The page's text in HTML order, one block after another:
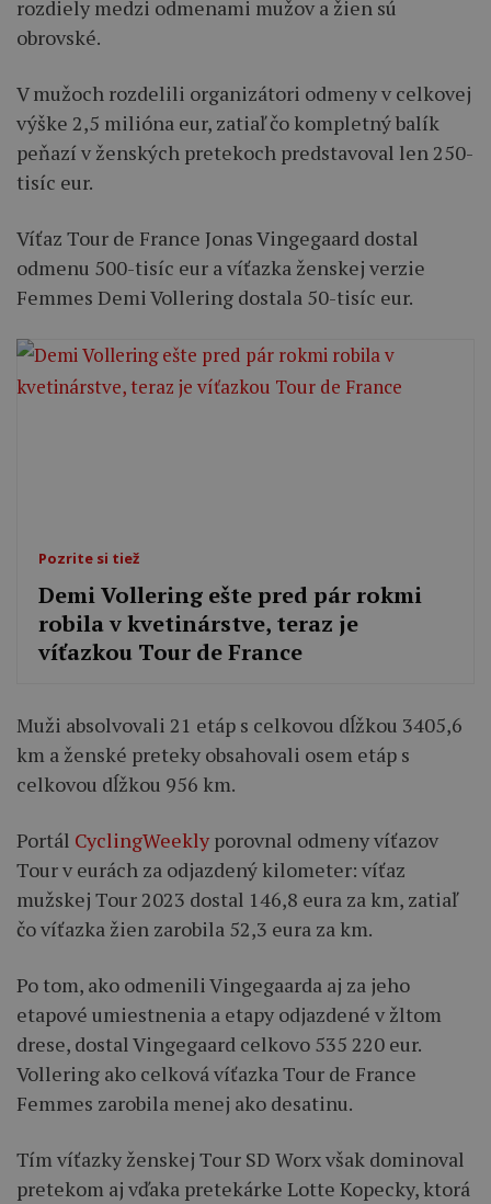
rozdiely medzi odmenami mužov a žien sú
obrovské.
V mužoch rozdelili organizátori odmeny v celkovej
výške 2,5 milióna eur, zatiaľ čo kompletný balík
peňazí v ženských pretekoch predstavoval len 250-
tisíc eur.
Víťaz Tour de France Jonas Vingegaard dostal
odmenu 500-tisíc eur a víťazka ženskej verzie
Femmes Demi Vollering dostala 50-tisíc eur.
Pozrite si tiež
Demi Vollering ešte pred pár rokmi
robila v kvetinárstve, teraz je
víťazkou Tour de France
Muži absolvovali 21 etáp s celkovou dĺžkou 3405,6
km a ženské preteky obsahovali osem etáp s
celkovou dĺžkou 956 km.
Portál CyclingWeekly porovnal odmeny víťazov
Tour v eurách za odjazdený kilometer: víťaz
mužskej Tour 2023 dostal 146,8 eura za km, zatiaľ
čo víťazka žien zarobila 52,3 eura za km.
Po tom, ako odmenili Vingegaarda aj za jeho
etapové umiestnenia a etapy odjazdené v žltom
drese, dostal Vingegaard celkovo 535 220 eur.
Vollering ako celková víťazka Tour de France
Femmes zarobila menej ako desatinu.
Tím víťazky ženskej Tour SD Worx však dominoval
pretekom aj vďaka pretekárke Lotte Kopecky, ktorá